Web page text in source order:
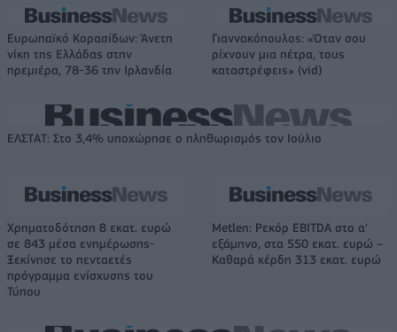
Ευρωπαϊκό Κορασίδων: Άνετη
νίκη της Ελλάδας στην
πρεμιέρα, 78-36 την Ιρλανδία
Γιαννακόπουλος: «Όταν σου
ρίχνουν μια πέτρα, τους
καταστρέφεις» (vid)
ΕΛΣΤΑΤ: Στο 3,4% υποχώρησε ο πληθωρισμός τον Ιούλιο
Χρηματοδότηση 8 εκατ. ευρώ
σε 843 μέσα ενημέρωσης-
Ξεκίνησε το πενταετές
πρόγραμμα ενίσχυσης του
Τύπου
Metlen: Ρεκόρ EBITDA στο α'
εξάμηνο, στα 550 εκατ. ευρώ –
Καθαρά κέρδη 313 εκατ. ευρώ